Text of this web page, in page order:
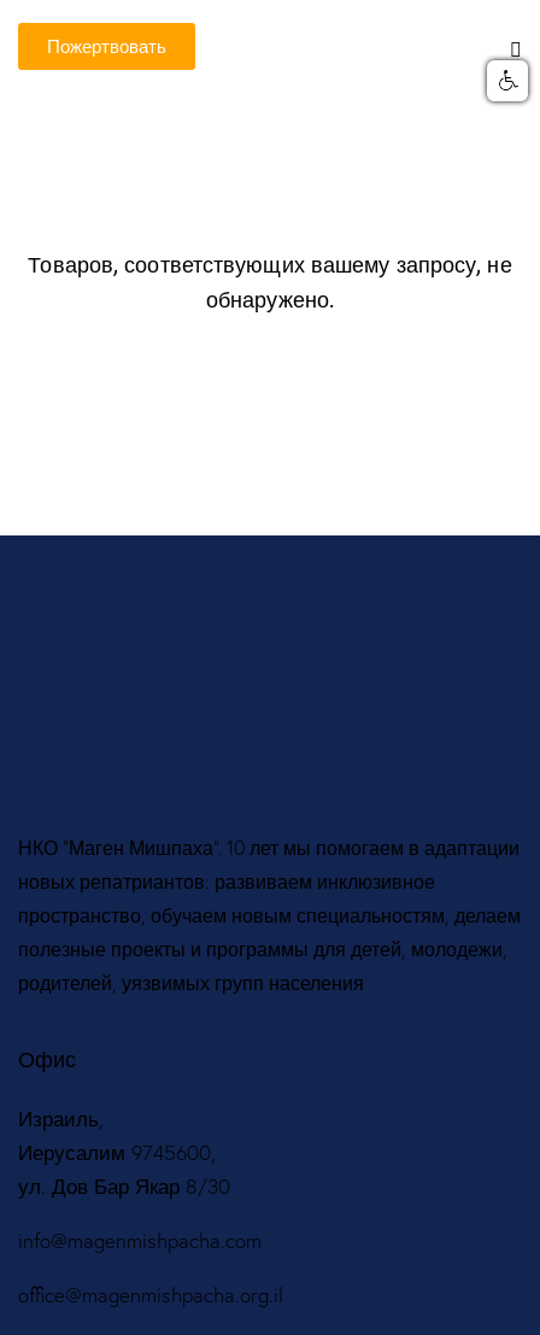
Пожертвовать
Товаров, соответствующих вашему запросу, не
обнаружено.
НКО “Маген Мишпаха”. 10 лет мы помогаем в адаптации
новых репатриантов: развиваем инклюзивное
пространство, обучаем новым специальностям, делаем
полезные проекты и программы для детей, молодежи,
родителей, уязвимых групп населения
Офис
Израиль,
Иерусалим 9745600,
ул. Дов Бар Якар 8/30
info@magenmishpacha.com
office@magenmishpacha.org.il